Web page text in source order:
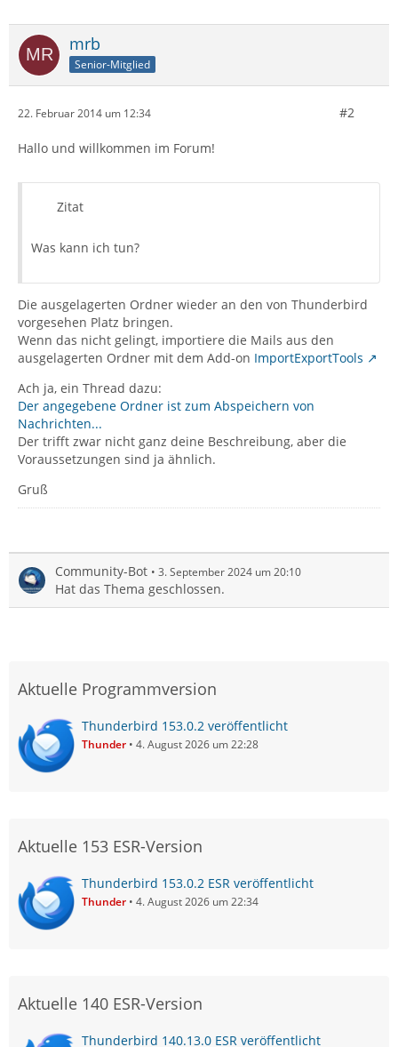
mrb
Senior-Mitglied
22. Februar 2014 um 12:34 #2
Hallo und willkommen im Forum!
Zitat
Was kann ich tun?
Die ausgelagerten Ordner wieder an den von Thunderbird
vorgesehen Platz bringen.
Wenn das nicht gelingt, importiere die Mails aus den
ausgelagerten Ordner mit dem Add-on ImportExportTools
Ach ja, ein Thread dazu:
Der angegebene Ordner ist zum Abspeichern von
Nachrichten...
Der trifft zwar nicht ganz deine Beschreibung, aber die
Voraussetzungen sind ja ähnlich.
Gruß
Community-Bot 3. September 2024 um 20:10
Hat das Thema geschlossen.
Aktuelle Programmversion
Thunderbird 153.0.2 veröffentlicht
Thunder 4. August 2026 um 22:28
Aktuelle 153 ESR-Version
Thunderbird 153.0.2 ESR veröffentlicht
Thunder 4. August 2026 um 22:34
Aktuelle 140 ESR-Version
Thunderbird 140.13.0 ESR veröffentlicht